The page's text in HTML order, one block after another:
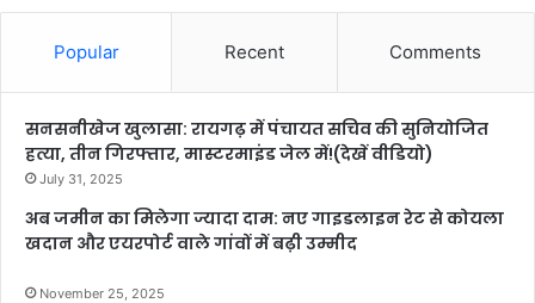
Popular Recent Comments
सनसनीखेज खुलासा: रायगढ़ में पंचायत सचिव की सुनियोजित
हत्या, तीन गिरफ्तार, मास्टरमाइंड जेल में!(देखें वीडियो)
July 31, 2025
अब जमीन का मिलेगा ज्यादा दाम: नए गाइडलाइन रेट से कोयला
खदान और एयरपोर्ट वाले गांवों में बढ़ी उम्मीद
November 25, 2025